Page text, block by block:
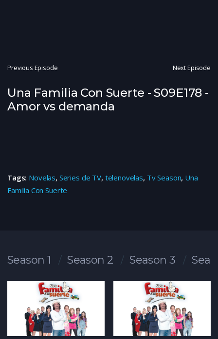
Previous Episode Next Episode
Una Familia Con Suerte - S09E178 -
Amor vs demanda
Tags: Novelas, Series de TV, telenovelas, Tv Season, Una
Familia Con Suerte
Season 1 Season 2 Season 3